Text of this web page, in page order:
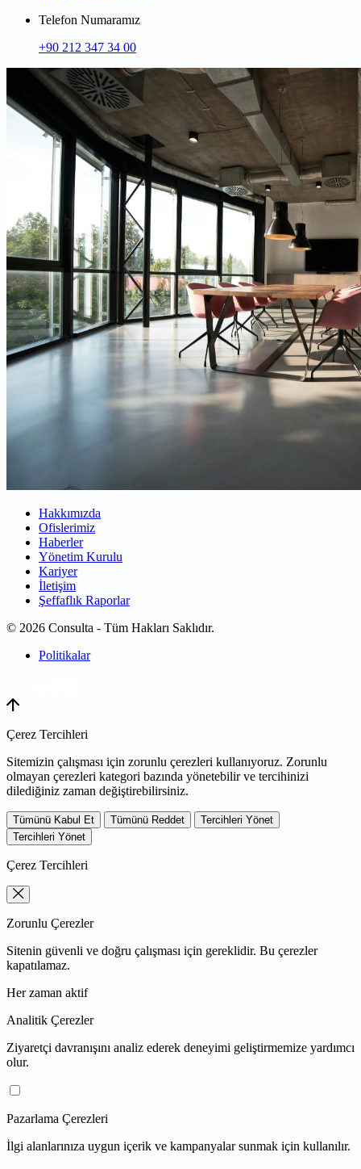
Telefon Numaramız
+90 212 347 34 00
Hakkımızda
Ofislerimiz
Haberler
Yönetim Kurulu
Kariyer
İletişim
Şeffaflık Raporlar
© 2026 Consulta - Tüm Hakları Saklıdır.
Politikalar
Çerez Tercihleri
Sitemizin çalışması için zorunlu çerezleri kullanıyoruz. Zorunlu
olmayan çerezleri kategori bazında yönetebilir ve tercihinizi
dilediğiniz zaman değiştirebilirsiniz.
Tümünü Kabul Et Tümünü Reddet
Tercihleri Yönet
Tercihleri Yönet
Çerez Tercihleri
Zorunlu Çerezler
Sitenin güvenli ve doğru çalışması için gereklidir. Bu çerezler
kapatılamaz.
Her zaman aktif
Analitik Çerezler
Ziyaretçi davranışını analiz ederek deneyimi geliştirmemize yardımcı
olur.
Pazarlama Çerezleri
İlgi alanlarınıza uygun içerik ve kampanyalar sunmak için kullanılır.